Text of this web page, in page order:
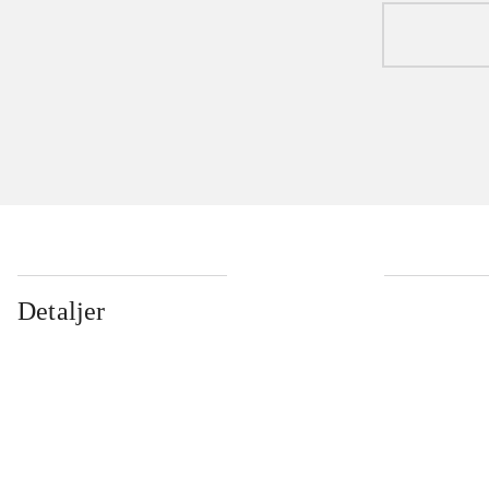
Detaljer